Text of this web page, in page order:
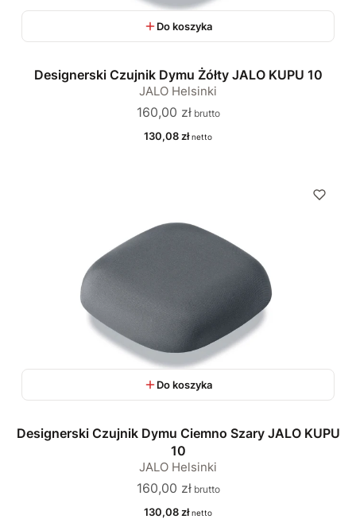
Do koszyka
Designerski Czujnik Dymu Żółty JALO KUPU 10
JALO Helsinki
Cena
160,00 zł
Cena
130,08 zł
Do koszyka
Designerski Czujnik Dymu Ciemno Szary JALO KUPU
10
JALO Helsinki
Cena
160,00 zł
Cena
130,08 zł